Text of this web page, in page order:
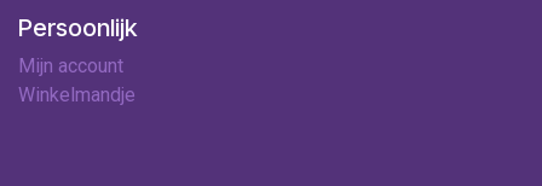
Persoonlijk
Mijn account
Winkelmandje